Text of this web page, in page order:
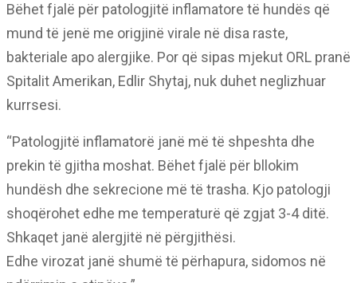
Bëhet fjalë për patologjitë inflamatore të hundës që
mund të jenë me origjinë virale në disa raste,
bakteriale apo alergjike. Por që sipas mjekut ORL pranë
Spitalit Amerikan, Edlir Shytaj, nuk duhet neglizhuar
kurrsesi.
“Patologjitë inflamatorë janë më të shpeshta dhe
prekin të gjitha moshat. Bëhet fjalë për bllokim
hundësh dhe sekrecione më të trasha. Kjo patologji
shoqërohet edhe me temperaturë që zgjat 3-4 ditë.
Shkaqet janë alergjitë në përgjithësi.
Edhe virozat janë shumë të përhapura, sidomos në